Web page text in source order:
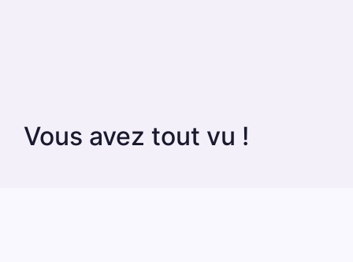
Vous avez tout vu !